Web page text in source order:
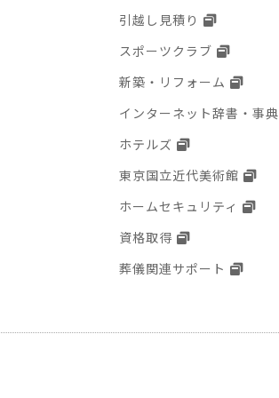
引越し見積り
スポーツクラブ
新築・リフォーム
インターネット辞書・事典
ホテルズ
東京国立近代美術館
ホームセキュリティ
資格取得
葬儀関連サポート